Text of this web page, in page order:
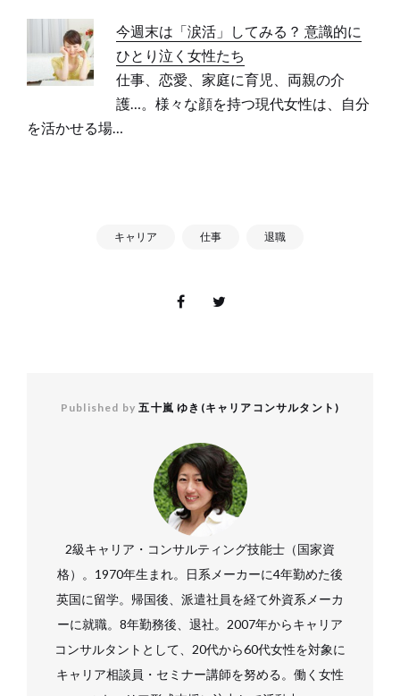
今週末は「涙活」してみる？ 意識的に
ひとり泣く女性たち
仕事、恋愛、家庭に育児、両親の介
護…。様々な顔を持つ現代女性は、自分
を活かせる場…
キャリア 仕事 退職
Published by 五十嵐 ゆき(キャリアコンサルタント)
2級キャリア・コンサルティング技能士（国家資
格）。1970年生まれ。日系メーカーに4年勤めた後
英国に留学。帰国後、派遣社員を経て外資系メーカ
ーに就職。8年勤務後、退社。2007年からキャリア
コンサルタントとして、20代から60代女性を対象に
キャリア相談員・セミナー講師を努める。働く女性